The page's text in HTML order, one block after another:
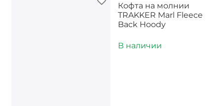
Кофта на молнии
TRAKKER Marl Fleece
Back Hoody
В наличии